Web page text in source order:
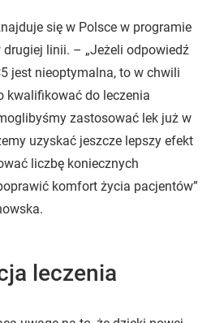
się w Polsce w programie
linii. – „Jeżeli odpowiedź
jest nieoptymalna, to w chwili
kwalifikować do leczenia
zastosować lek już w
uzyskać jeszcze lepszy efekt
liczbę koniecznych
komfort życia pacjentów”
leczenia